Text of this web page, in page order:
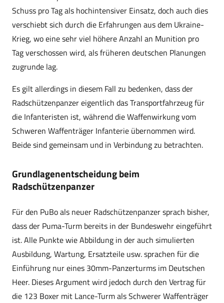
Schuss pro Tag als hochintensiver Einsatz, doch auch dies
verschiebt sich durch die Erfahrungen aus dem Ukraine-
Krieg, wo eine sehr viel höhere Anzahl an Munition pro
Tag verschossen wird, als früheren deutschen Planungen
zugrunde lag.
Es gilt allerdings in diesem Fall zu bedenken, dass der
Radschützenpanzer eigentlich das Transportfahrzeug für
die Infanteristen ist, während die Waffenwirkung vom
Schweren Waffenträger Infanterie übernommen wird.
Beide sind gemeinsam und in Verbindung zu betrachten.
Grundlagenentscheidung beim
Radschützenpanzer
Für den PuBo als neuer Radschützenpanzer sprach bisher,
dass der Puma-Turm bereits in der Bundeswehr eingeführt
ist. Alle Punkte wie Abbildung in der auch simulierten
Ausbildung, Wartung, Ersatzteile usw. sprachen für die
Einführung nur eines 30mm-Panzerturms im Deutschen
Heer. Dieses Argument wird jedoch durch den Vertrag für
die 123 Boxer mit Lance-Turm als Schwerer Waffenträger